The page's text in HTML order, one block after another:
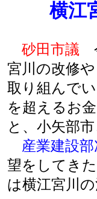
横江宮
砂田市議
宮川の改修
取り組んで
を超えるお
と、小矢部
産業建設
望をしてき
は横江宮川